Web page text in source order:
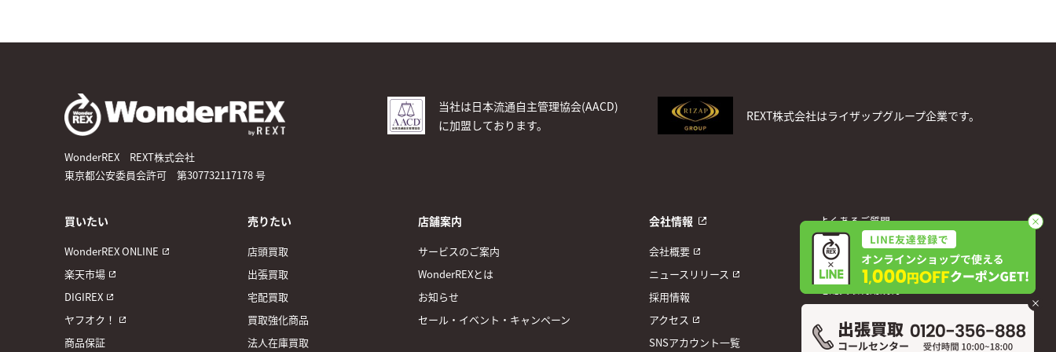
WonderREX REXT株式会社
東京都公安委員会許可 第307732117178 号
当社は日本流通自主管理協会(AACD)
に加盟しております。
REXT株式会社はライザップグループ企業です。
買いたい
WonderREX ONLINE
楽天市場
DIGIREX
ヤフオク！
商品保証
売りたい
店頭買取
出張買取
宅配買取
買取強化商品
法人在庫買取
店舗案内
サービスのご案内
WonderREXとは
お知らせ
セール・イベント・キャンペーン
会社情報
会社概要
ニュースリリース
採用情報
アクセス
SNSアカウント一覧
よくあるご質問
お問い合わせ
個人情報保護方針
宅配買取利用規約